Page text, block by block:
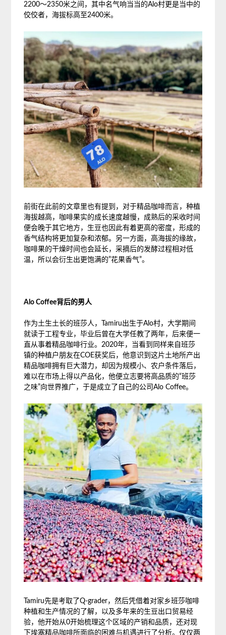
2200～2350米之间，其中名气响当当的Alo村更是当中的
佼佼者，海拔标高至2400米。
前街在此前的文章里也有提到，对于精品咖啡而言，种植
海拔越高，咖啡果实的成长速度越慢，成熟后的采收时间
便会晚于其它地方，生豆也因此有着更高的密度，形成的
香气结构将更加复杂和浓郁。另一方面，高海拔的缘故，
咖啡果的干燥时间也会延长，采摘后的发酵过程相对低
温，所以会衍生出更饱满的”花果香气”。
Alo Coffee背后的男人
作为土生土长的班莎人，Tamiru出生于Alo村，大学期间
就读于工程专业，毕业后曾在大学任教了两年，后来便一
直从事着精品咖啡行业。2020年，当看到同样来自班莎
镇的种植户朋友在COE获奖后，他意识到这片土地所产出
精品咖啡拥有巨大潜力，却因为规模小、农户条件落后，
难以在市场上得以产品化，他便立志要将高品质的“班莎
之味”向世界推广，于是成立了自己的公司Alo Coffee。
Tamiru先是考取了Q-grader，然后凭借着对家乡班莎咖啡
种植和生产情况的了解，以及多年来的生豆出口贸易经
验，他开始从0开始梳理这个区域的产销和品质，还对现
下埃塞精品咖啡所面临的困难与机遇进行了分析。仅仅两